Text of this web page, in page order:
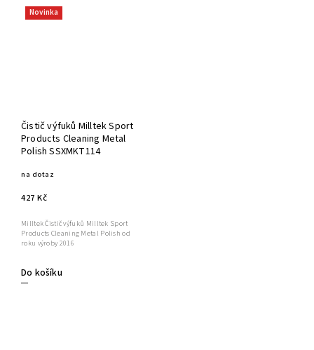
Novinka
Čistič výfuků Milltek Sport
Products Cleaning Metal
Polish SSXMKT114
na dotaz
427 Kč
Do košíku
Milltek Čistič výfuků Milltek Sport
Products Cleaning Metal Polish od
roku výroby 2016